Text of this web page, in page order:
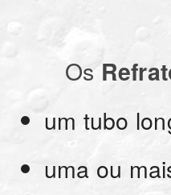
Os
um tubo
uma ou